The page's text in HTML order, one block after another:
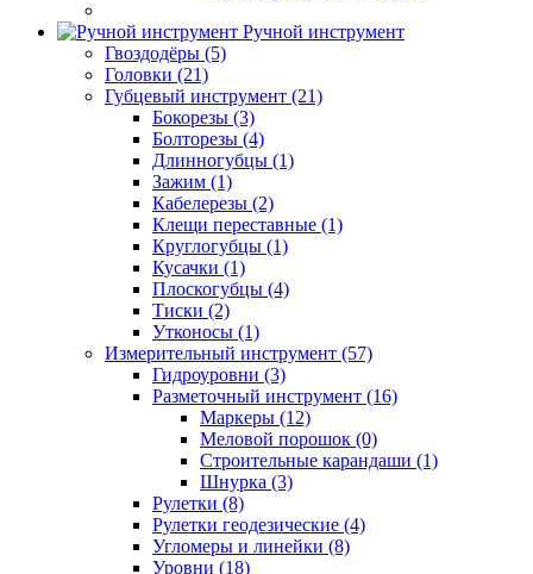
Ручной инструмент
Гвоздодёры (5)
Головки (21)
Губцевый инструмент (21)
Бокорезы (3)
Болторезы (4)
Длинногубцы (1)
Зажим (1)
Кабелерезы (2)
Клещи переставные (1)
Круглогубцы (1)
Кусачки (1)
Плоскогубцы (4)
Тиски (2)
Утконосы (1)
Измерительный инструмент (57)
Гидроуровни (3)
Разметочный инструмент (16)
Маркеры (12)
Меловой порошок (0)
Строительные карандаши (1)
Шнурка (3)
Рулетки (8)
Рулетки геодезические (4)
Угломеры и линейки (8)
Уровни (18)